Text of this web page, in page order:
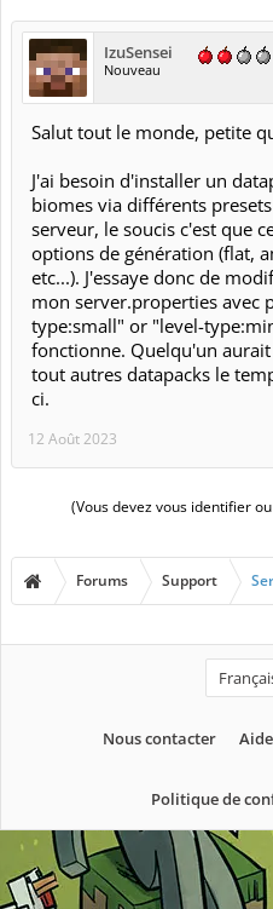
IzuSensei
Nouveau
Salut tout le monde, petite
J'ai besoin d'installer un
biomes via différents
serveur, le soucis c'est que
options de génération (flat,
etc...). J'essaye donc de
mon server.properties avec
type:small" or "level-
fonctionne. Quelqu'un
tout autres datapacks le
ci.
12 Août 2023
(Vous devez vous identifier
Forums Support
Nous contacter Aide
Politique de